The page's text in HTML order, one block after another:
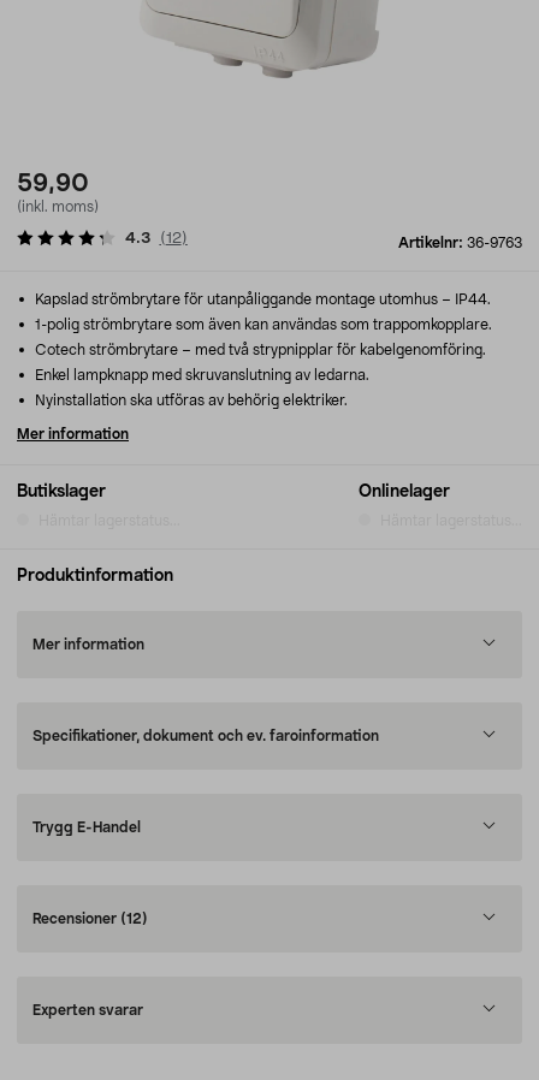
59,90
(inkl. moms)
Artikelnr: 36-9763
4.3 (12)
Butikslager Onlinelager
Kapslad strömbrytare för utanpåliggande montage utomhus – IP44.
1-polig strömbrytare som även kan användas som trappomkopplare.
Cotech strömbrytare – med två strypnipplar för kabelgenomföring.
Enkel lampknapp med skruvanslutning av ledarna.
Nyinstallation ska utföras av behörig elektriker.
Mer information
Produktinformation
Mer information
Specifikationer, dokument och ev. faroinformation
Trygg E-Handel
Recensioner (12)
Experten svarar